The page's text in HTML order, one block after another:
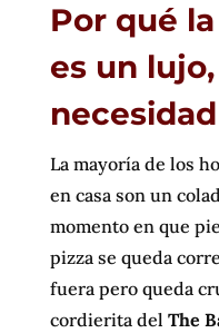
Por qué
es un
necesidad
La mayoría de los
en casa son un
momento en que
pizza se queda
fuera pero queda
cordierita del The